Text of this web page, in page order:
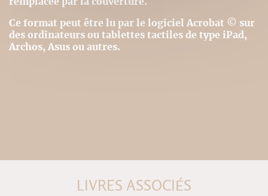
Ce format peut être lu par le logiciel Acrobat © sur
des ordinateurs ou tablettes tactiles de type iPad,
Archos, Asus ou autres.
LIVRES ASSOCIÉS